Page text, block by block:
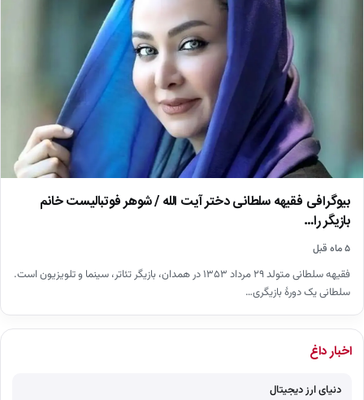
بیوگرافی فقیهه سلطانی دختر آیت الله / شوهر فوتبالیست خانم
بازیگر را…
۵ ماه قبل
فقیهه سلطانی متولد ۲۹ مرداد ۱۳۵۳ در همدان، بازیگر تئاتر، سینما و تلویزیون است.
سلطانی یک دورهٔ بازیگری…
اخبار داغ
دنیای ارز دیجیتال